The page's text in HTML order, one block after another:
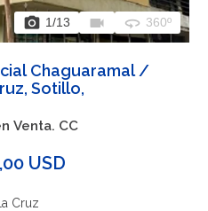
photo_camera 1/13 videocam 360 360º
Chaguaramal /
Sotillo,
Venta. CC
USD
Cruz